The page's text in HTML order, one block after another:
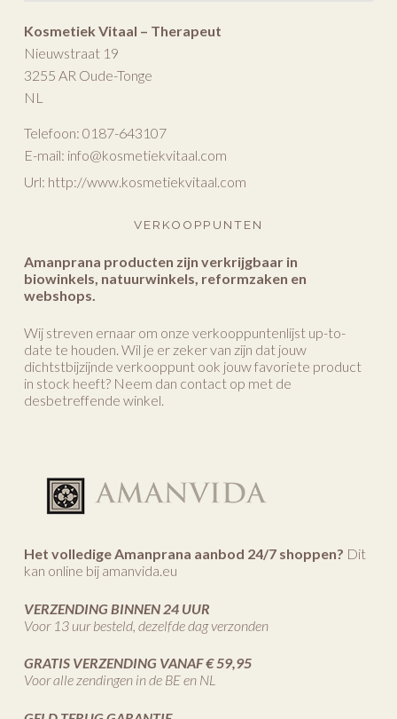
Kosmetiek Vitaal – Therapeut
Nieuwstraat 19
3255 AR Oude-Tonge
NL
Telefoon: 0187-643107
E-mail: info@kosmetiekvitaal.com
Url: http://www.kosmetiekvitaal.com
VERKOOPPUNTEN
Amanprana producten zijn verkrijgbaar in
biowinkels, natuurwinkels, reformzaken en
webshops.
Wij streven ernaar om onze verkooppuntenlijst up-to-
date te houden. Wil je er zeker van zijn dat jouw
dichtstbijzijnde verkooppunt ook jouw favoriete product
in stock heeft? Neem dan contact op met de
desbetreffende winkel.
Het volledige Amanprana aanbod 24/7 shoppen? Dit
kan online bij amanvida.eu
VERZENDING BINNEN 24 UUR
Voor 13 uur besteld, dezelfde dag verzonden
GRATIS VERZENDING VANAF € 59,95
Voor alle zendingen in de BE en NL